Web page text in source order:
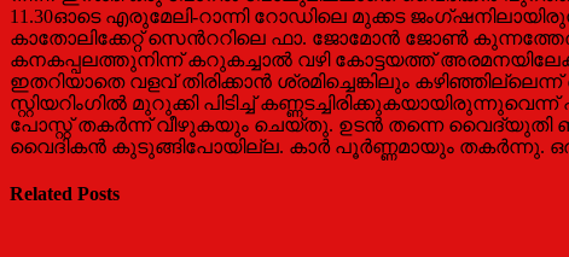
11.30ഓടെ എരുമേലി-റാന്നി റോഡിലെ മുക്കട
കാതോലിക്കേറ്റ് സെന്‍ററിലെ ഫാ. ജോമോന്‍ ജോണ്‍
കനകപ്പലത്തുനിന്ന് കറുകച്ചാല്‍ വഴി കോട്ടയത്ത്
ഇതറിയാതെ വളവ് തിരിക്കാന്‍ ശ്രമിച്ചെങ്കിലും
സ്റ്റിയറിംഗില്‍ മുറുക്കി പിടിച്ച്
പോസ്റ്റ് തകര്‍ന്ന് വീഴുകയും ചെയ്തു. ഉടന്‍ തന്നെ വൈദ്യുതി
വൈദികന്‍ കുടുങ്ങിപോയില്ല. കാര്‍ പൂര്‍ണ്ണമായും തകര്‍ന്നു.
Related Posts